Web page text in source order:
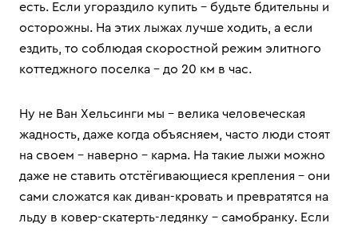
есть. Если угораздило купить – будьте бдительны и
осторожны. На этих лыжах лучше ходить, а если
ездить, то соблюдая скоростной режим элитного
коттеджного поселка – до 20 км в час.
Ну не Ван Хельсинги мы – велика человеческая
жадность, даже когда объясняем, часто люди стоят
на своем – наверно – карма. На такие лыжи можно
даже не ставить отстёгивающиеся крепления – они
сами сложатся как диван-кровать и превратятся на
льду в ковер-скатерть-ледянку – самобранку. Если